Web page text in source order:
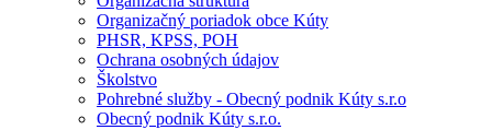
Organizačný poriadok obce Kúty
PHSR, KPSS, POH
Ochrana osobných údajov
Školstvo
Pohrebné služby - Obecný podnik Kúty s.r.o
Obecný podnik Kúty s.r.o.